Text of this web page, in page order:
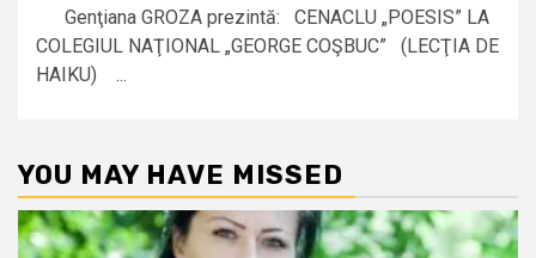
Genţiana GROZA prezintă: CENACLU „POESIS” LA
COLEGIUL NAŢIONAL „GEORGE COŞBUC” (LECŢIA DE
HAIKU) ...
YOU MAY HAVE MISSED